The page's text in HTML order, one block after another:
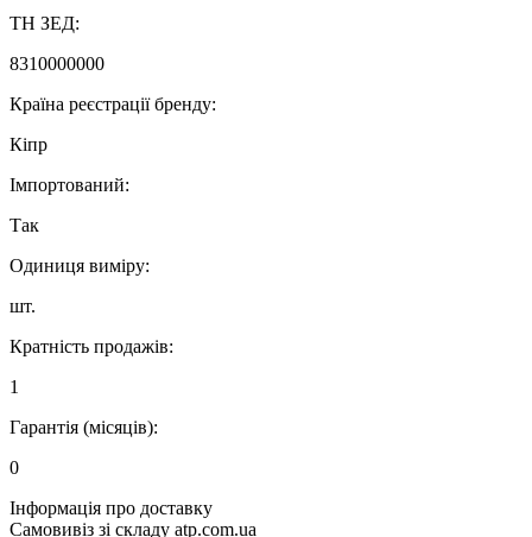
ТН ЗЕД:
8310000000
Країна реєстрації бренду:
Кіпр
Імпортований:
Так
Одиниця виміру:
шт.
Кратність продажів:
1
Гарантія (місяців):
0
Інформація про доставку
Самовивіз зі складу atp.com.ua